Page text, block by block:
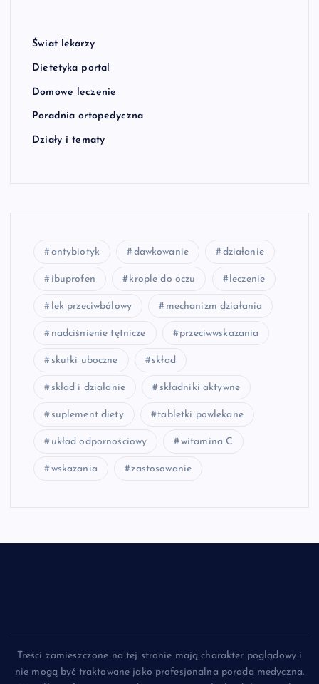
Świat lekarzy
Dietetyka portal
Domowe leczenie
Poradnia ortopedyczna
Działy i tematy
antybiotyk dawkowanie działanie
ibuprofen krople do oczu leczenie
lek przeciwbólowy mechanizm działania
nadciśnienie tętnicze przeciwwskazania
skutki uboczne skład
skład i działanie składniki aktywne
suplement diety tabletki powlekane
układ odpornościowy witamina C
wskazania zastosowanie
Treści zamieszczone na tej stronie mają charakter poglądowy i
nie mogą być traktowane jako profesjonalna porada medyczna.